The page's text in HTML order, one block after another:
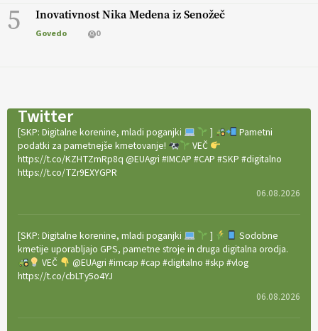
5 Inovativnost Nika Medena iz Senožeč
Govedo 0
Twitter
[SKP: Digitalne korenine, mladi poganjki ]
Pametni
podatki za pametnejše kmetovanje!
VEČ
https://t.co/KZHTZmRp8q @EUAgri #IMCAP #CAP #SKP #digitalno
https://t.co/TZr9EXYGPR
06.08.2026
[SKP: Digitalne korenine, mladi poganjki ]
Sodobne
kmetije uporabljajo GPS, pametne stroje in druga digitalna orodja.
VEČ
@EUAgri #imcap #cap #digitalno #skp #vlog
https://t.co/cbLTy5o4YJ
06.08.2026